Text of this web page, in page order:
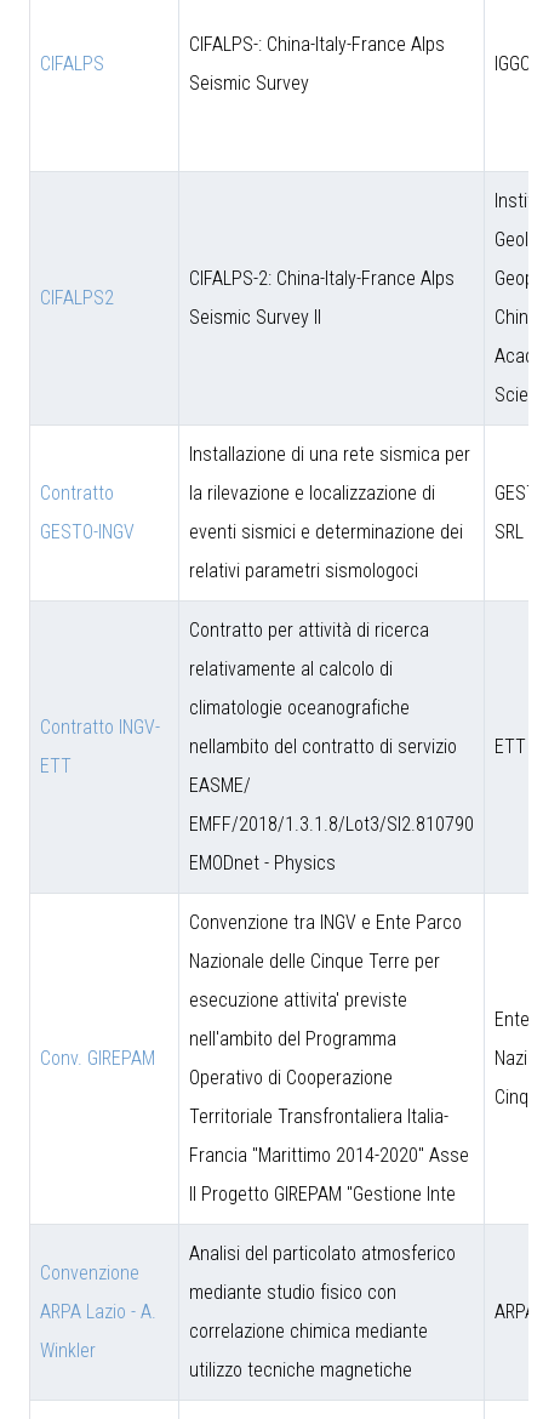
CIFALPS
CIFALPS-: China-Italy-France Alps
Seismic Survey
CIFALPS2
CIFALPS-2: China-Italy-France Alps
Seismic Survey II
Contratto
GESTO-INGV
Installazione di una rete sismica per
la rilevazione e localizzazione di
eventi sismici e determinazione dei
relativi parametri sismologoci
SRL
Contratto INGV-
ETT
Contratto per attività di ricerca
relativamente al calcolo di
climatologie oceanografiche
nellambito del contratto di servizio
EASME/
EMFF/2018/1.3.1.8/Lot3/SI2.810790
EMODnet - Physics
ETT
Conv. GIREPAM
Convenzione tra INGV e Ente Parco
Nazionale delle Cinque Terre per
esecuzione attivita' previste
nell'ambito del Programma
Operativo di Cooperazione
Territoriale Transfrontaliera Italia-
Francia "Marittimo 2014-2020" Asse
II Progetto GIREPAM "Gestione Inte
Ente
Convenzione
ARPA Lazio - A.
Winkler
Analisi del particolato atmosferico
mediante studio fisico con
correlazione chimica mediante
utilizzo tecniche magnetiche
ARPA